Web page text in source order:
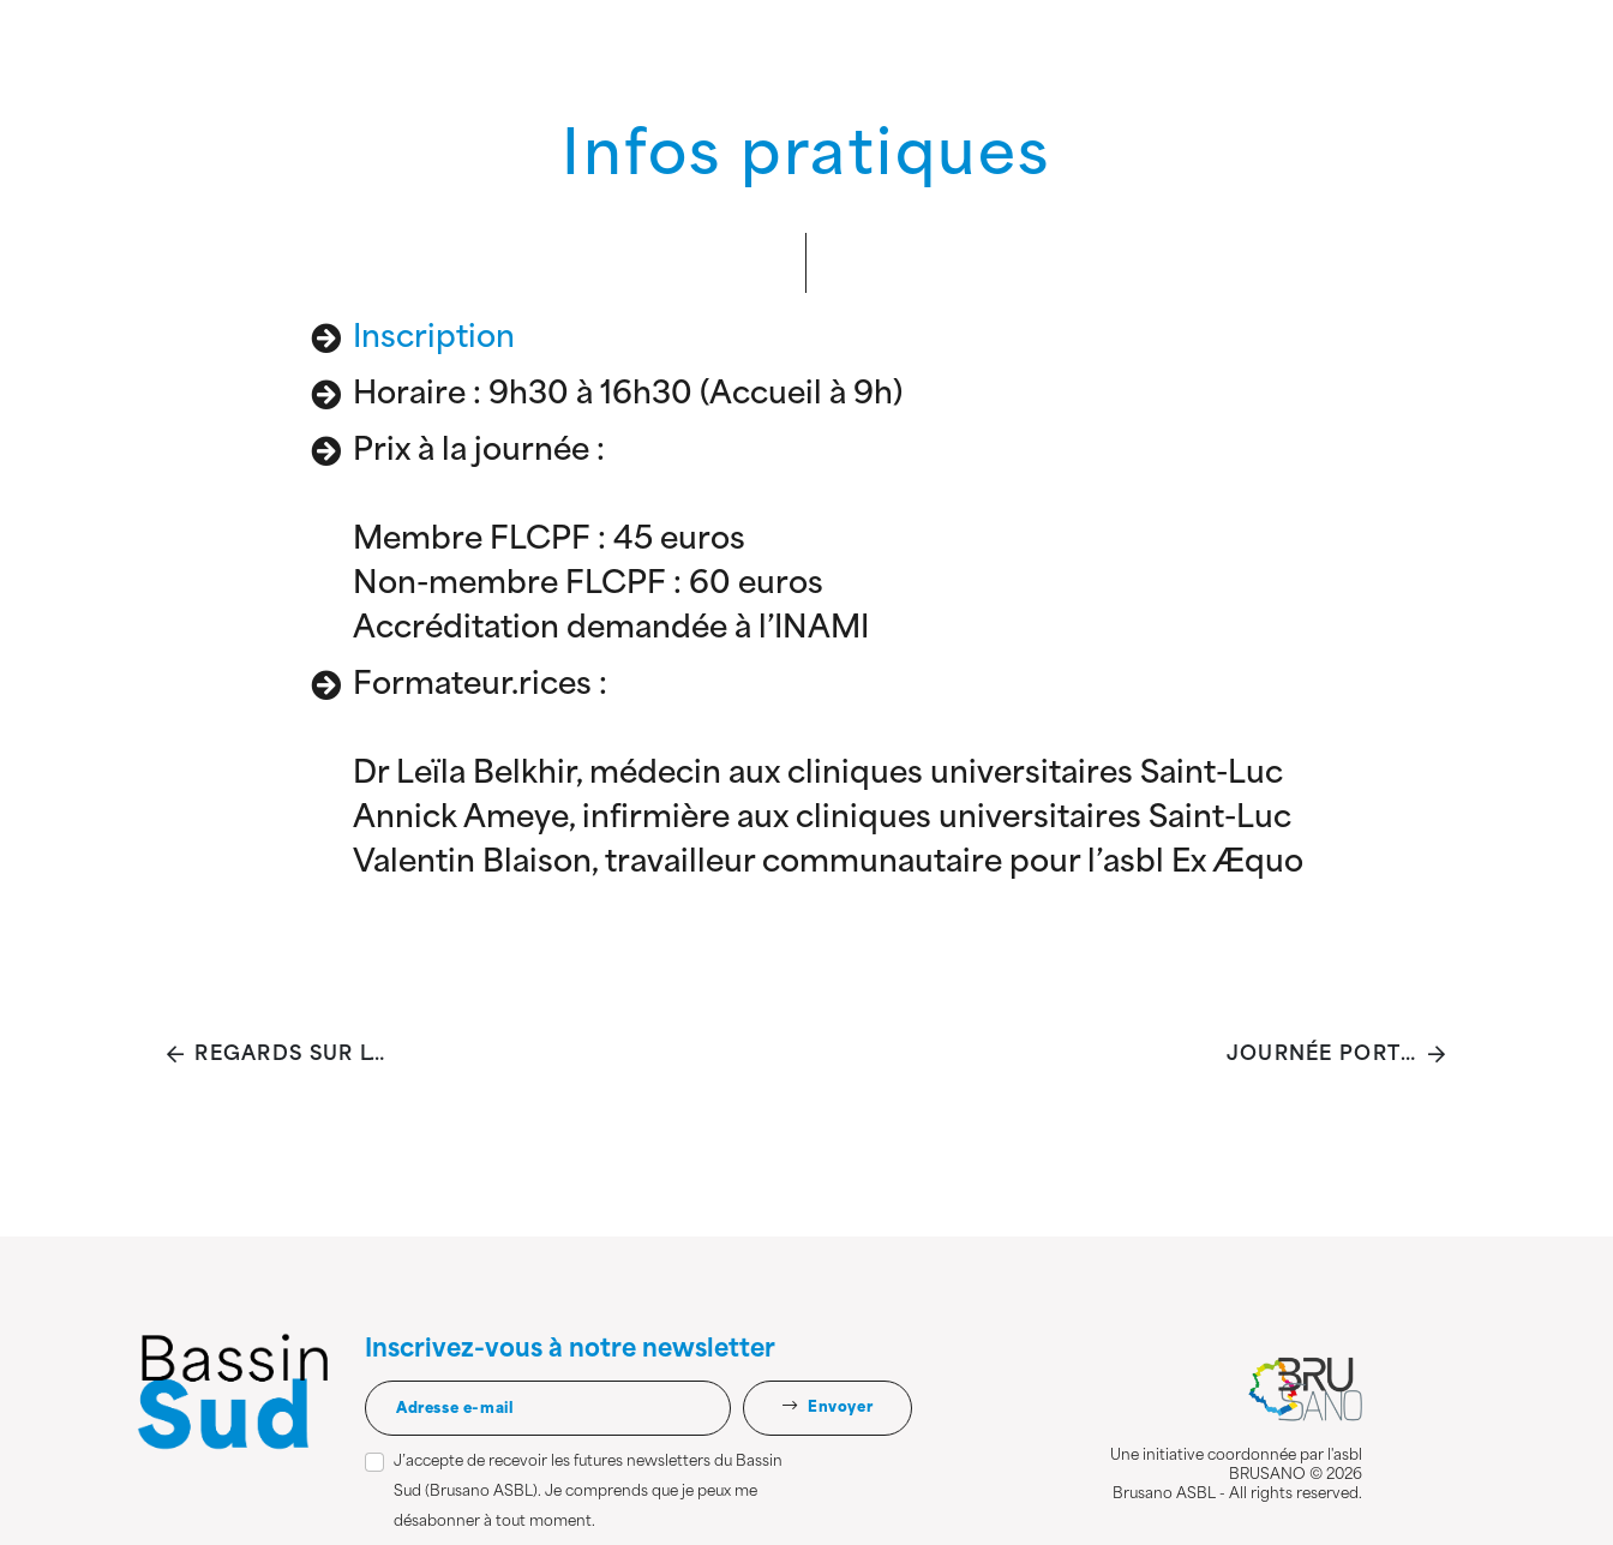
Infos pratiques
Inscription
Horaire : 9h30 à 16h30 (Accueil à 9h)
Prix à la journée :
Membre FLCPF : 45 euros
Non-membre FLCPF : 60 euros
Accréditation demandée à l’INAMI
Formateur.rices :
Dr Leïla Belkhir, médecin aux cliniques universitaires Saint-Luc
Annick Ameye, infirmière aux cliniques universitaires Saint-Luc
Valentin Blaison, travailleur communautaire pour l’asbl Ex Æquo
REGARDS SUR L'INCONNU JOURNÉE PORTES OUVERTES FARES ASBL
Inscrivez-vous à notre newsletter
Envoyer
J’accepte de recevoir les futures newsletters du Bassin
Sud (Brusano ASBL). Je comprends que je peux me
désabonner à tout moment.
Une initiative coordonnée par l'asbl
BRUSANO © 2026
Brusano ASBL - All rights reserved.